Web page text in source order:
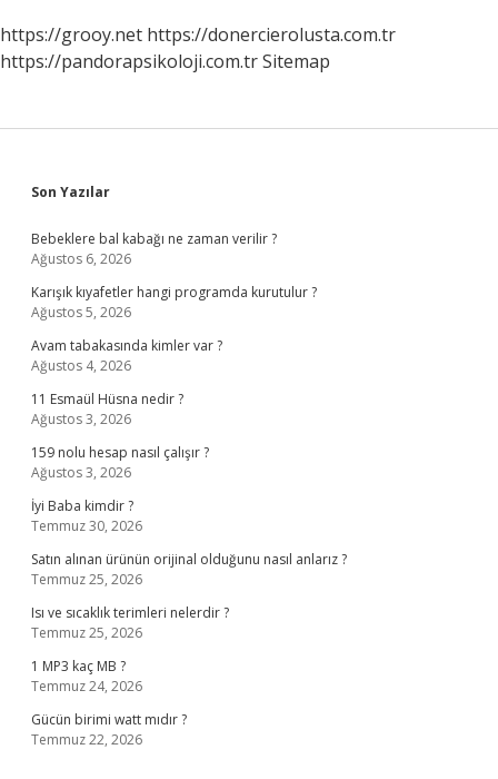
https://grooy.net https://donercierolusta.com.tr
https://pandorapsikoloji.com.trSitemap
Sidebar
Son Yazılar
Bebeklere bal kabağı ne zaman verilir ?
Ağustos 6, 2026
Karışık kıyafetler hangi programda kurutulur ?
Ağustos 5, 2026
Avam tabakasında kimler var ?
Ağustos 4, 2026
11 Esmaül Hüsna nedir ?
Ağustos 3, 2026
159 nolu hesap nasıl çalışır ?
Ağustos 3, 2026
İyi Baba kimdir ?
Temmuz 30, 2026
Satın alınan ürünün orijinal olduğunu nasıl anlarız ?
Temmuz 25, 2026
Isı ve sıcaklık terimleri nelerdir ?
Temmuz 25, 2026
1 MP3 kaç MB ?
Temmuz 24, 2026
Gücün birimi watt mıdır ?
Temmuz 22, 2026